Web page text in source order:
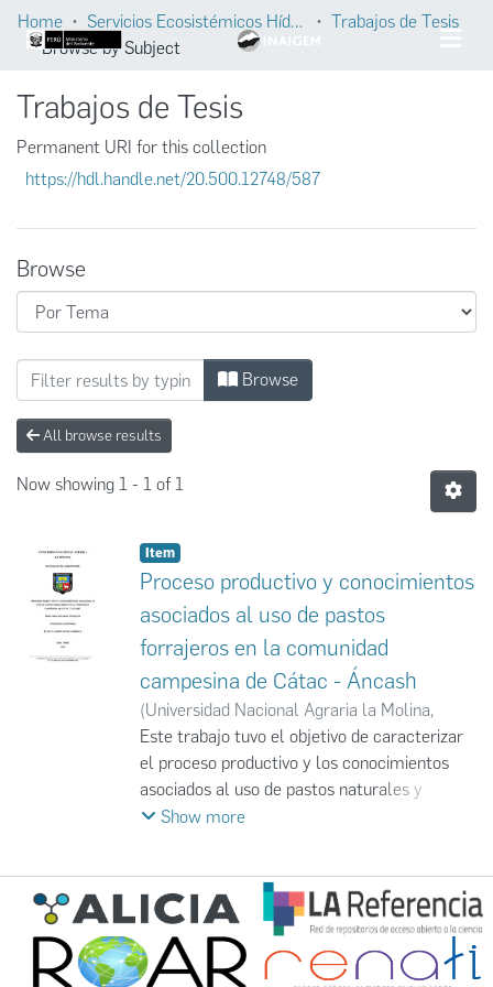
Home Servicios Ecosistémicos Hídricos
Trabajos de Tesis
Browse by Subject
Trabajos de Tesis
Permanent URI for this collection
https://hdl.handle.net/20.500.12748/587
Browse
Browsing Trabajos de Tesis by Subject
Browse
All browse results
Now showing 1 - 1 of 1
Item
Proceso productivo y conocimientos
asociados al uso de pastos
forrajeros en la comunidad
campesina de Cátac - Áncash
(Universidad Nacional Agraria la Molina,
2024 )Evelyn Jannet Hoyos Cordova;UNALM
Este trabajo tuvo el objetivo de caracterizar
el proceso productivo y los conocimientos
asociados al uso de pastos naturales y
cultivados, abarcando las dinámicas de
disponibilidad de los pastos dentro de la
Comunidad Campesina de Cátac, Ancash. A
través de una metodología cualitativa, se
implementó técnicas como entrevistas
Show more